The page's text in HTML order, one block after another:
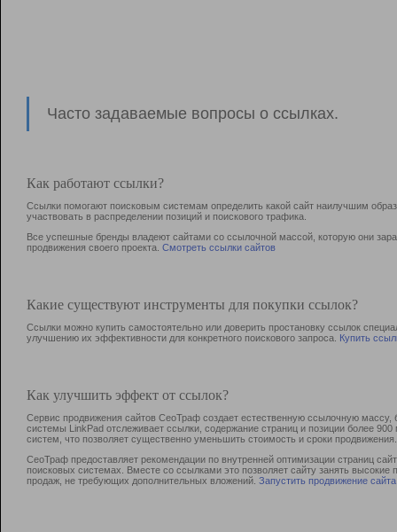
Часто задаваемые вопросы о ссылках.
Как работают ссылки?
Ссылки помогают поисковым системам определить какой сайт наилучшим
участвовать в раcпределении позиций и поискового трафика.
Все успешные бренды владеют сайтами со ссылочной массой, которую они
продвижения своего проекта. Смотреть ссылки сайтов
Какие существуют инструменты для покупки ссылок?
Ссылки можно купить самостоятельно или доверить простановку ссылок
улучшению их эффективности для конкретного поискового запроса. Купить
Как улучшить эффект от ссылок?
Сервис продвижения сайтов СеоТраф создает естественную ссылочную
системы LinkPad отслеживает ссылки, содержание страниц и позиции более
систем, что позволяет существенно уменьшить стоимость и сроки продвижения.
СеоТраф предоставляет рекомендации по внутренней оптимизации страниц
поисковых системах. Вместе со ссылками это позволяет сайту занять
продаж, не требующих дополнительных вложений. Запустить продвижение сайта